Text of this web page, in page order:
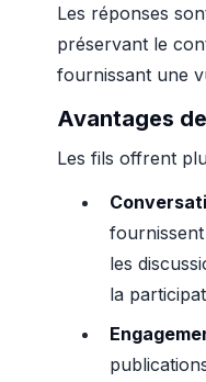
Les réponses
préservant le
fournissant une
Avantages
Les fils offrent
les
la